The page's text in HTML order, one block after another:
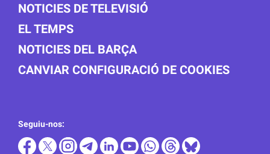
NOTICIES DE TELEVISIÓ
EL TEMPS
NOTICIES DEL BARÇA
CANVIAR CONFIGURACIÓ DE COOKIES
Seguiu-nos: